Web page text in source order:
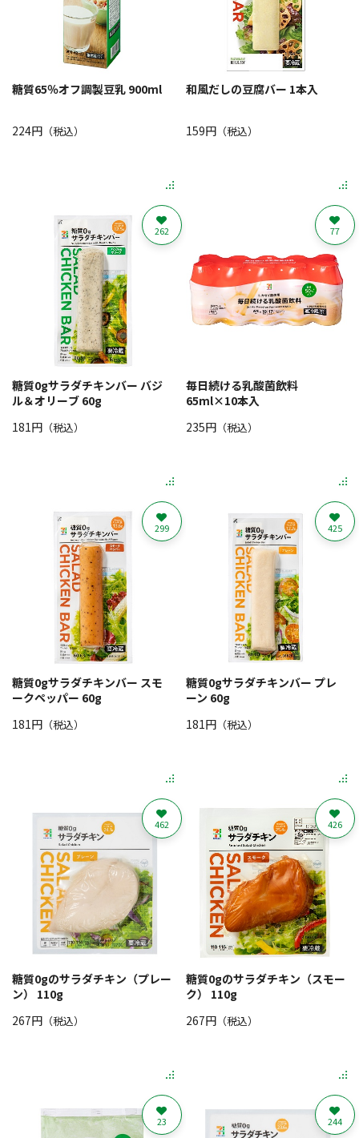
糖質65％オフ調製豆乳 900ml
224円 （税込）
和風だしの豆腐バー 1本入
159円（税込）
糖質0gサラダチキンバー バジ
ル＆オリーブ 60g
181円 （税込）
262
毎日続ける乳酸菌飲料
65ml×10本入
235円（税込）
77
糖質0gサラダチキンバー スモ
ークペッパー 60g
181円 （税込）
299
糖質0gサラダチキンバー プレ
ーン 60g
181円（税込）
425
糖質0gのサラダチキン（プレー
ン） 110g
267円 （税込）
462
糖質0gのサラダチキン（スモー
ク） 110g
267円（税込）
426
23 244